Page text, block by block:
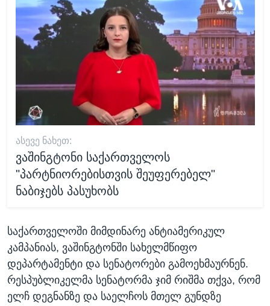
ᲐᲡᲔᲕᲔ ᲜᲐᲮᲔᲗ:
ვაშინგტონი საქართველოს
"პარტნიორებისთვის შეუფერებელ"
ნაბიჯებს პასუხობს
საქართველოში მიმდინარე ანტიამერიკულ
კამპანიას, ვაშინგტონში სახელმწიფო
დეპარტამენტი და სენატორები გამოეხმაურნენ.
რესპუბლიკელმა სენატორმა ჯიმ რიშმა თქვა, რომ
ელჩ დეგნანზე და საელჩოს მთელ გუნდზე